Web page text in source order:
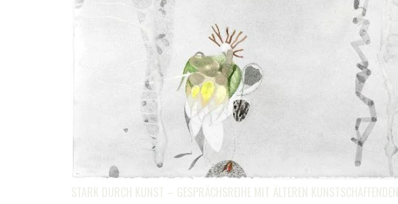
STARK DURCH KUNST – GESPRÄCHSREIHE MIT ÄLTEREN KUNSTSCHAFFENDEN